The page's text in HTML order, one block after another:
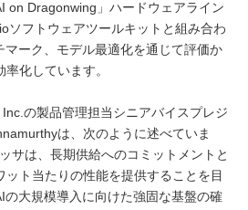
on Dragonwing」ハードウェアライン
ソフトウェアツールキットと組み合わ
マーク、モデル最適化を通じて評価か
化しています。
の製品管理担当シニアバイスプレジ
は、次のように述べていま
サは、長期供給へのコミットメントと
ット当たりの性能を提供することを目
大規模導入に向けた強固な基盤の確